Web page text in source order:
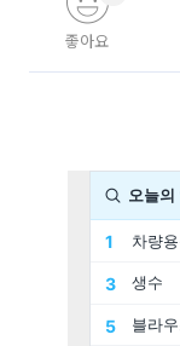
좋아요